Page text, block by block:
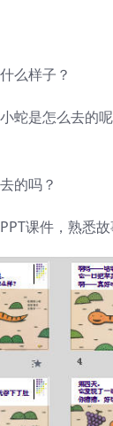
么样子？
蛇是怎么去的
的吗？
课件，熟悉故